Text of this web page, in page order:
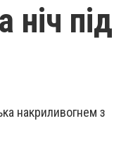
під
накриливогнем з